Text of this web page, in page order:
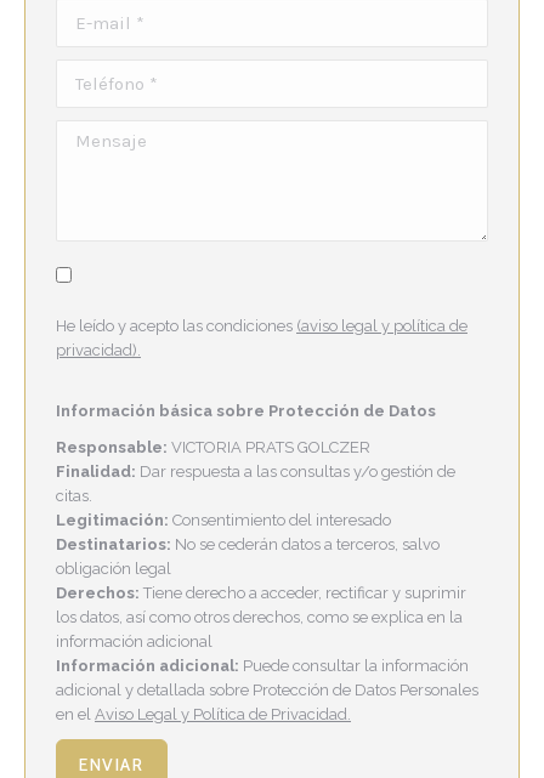
Mensaje
He leído y acepto las condiciones (aviso legal y política de
privacidad).
Información básica sobre Protección de Datos
Responsable: VICTORIA PRATS GOLCZER
Finalidad: Dar respuesta a las consultas y/o gestión de
citas.
Legitimación: Consentimiento del interesado
Destinatarios: No se cederán datos a terceros, salvo
obligación legal
Derechos: Tiene derecho a acceder, rectificar y suprimir
los datos, así como otros derechos, como se explica en la
información adicional
Información adicional: Puede consultar la información
adicional y detallada sobre Protección de Datos Personales
en el Aviso Legal y Política de Privacidad.
ENVIAR